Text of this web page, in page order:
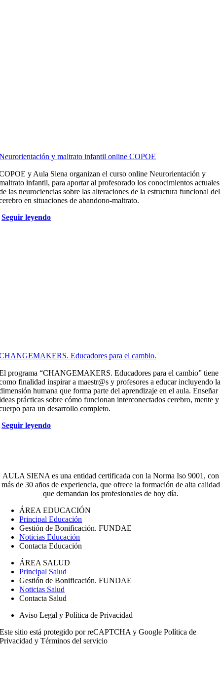
y maltrato infantil online COPOE
y Aula Siena organizan el curso online Neurorientación y
infantil, para aportar al profesorado los conocimientos actuales
las neurociencias sobre las alteraciones de la estructura funcional del
en situaciones de abandono-maltrato.
Seguir leyendo
Educadores para el cambio.
programa “CHANGEMAKERS. Educadores para el cambio” tiene
finalidad inspirar a maestr@s y profesores a educar incluyendo la
humana que forma parte del aprendizaje en el aula. Enseñar
prácticas sobre cómo funcionan interconectados cerebro, mente y
para un desarrollo completo.
Seguir leyendo
AULA SIENA es una entidad certificada con la Norma Iso 9001, con
más de 30 años de experiencia, que ofrece la formación de alta calidad
que demandan los profesionales de hoy día.
ÁREA EDUCACIÓN
Principal Educación
Gestión de Bonificación. FUNDAE
Noticias Educación
Contacta Educación
ÁREA SALUD
Principal Salud
Gestión de Bonificación. FUNDAE
Noticias Salud
Contacta Salud
Aviso Legal y Política de Privacidad
Este sitio está protegido por reCAPTCHA y GooglePolítica de
Privacidad yTérminos del servicio